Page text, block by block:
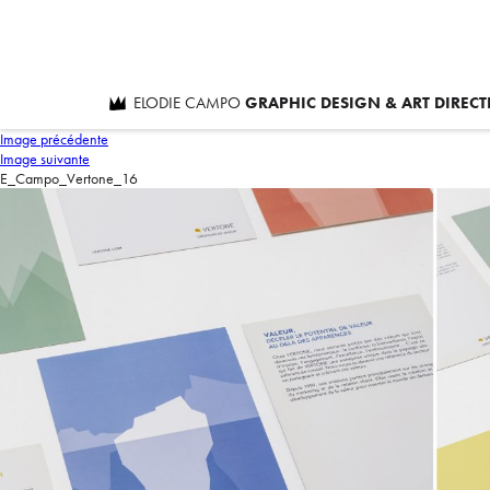
ELODIE CAMPO GRAPHIC DESIGN & ART
Image précédente
Image suivante
E_Campo_Vertone_16